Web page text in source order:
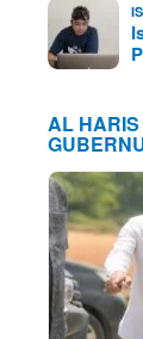
AL HARIS